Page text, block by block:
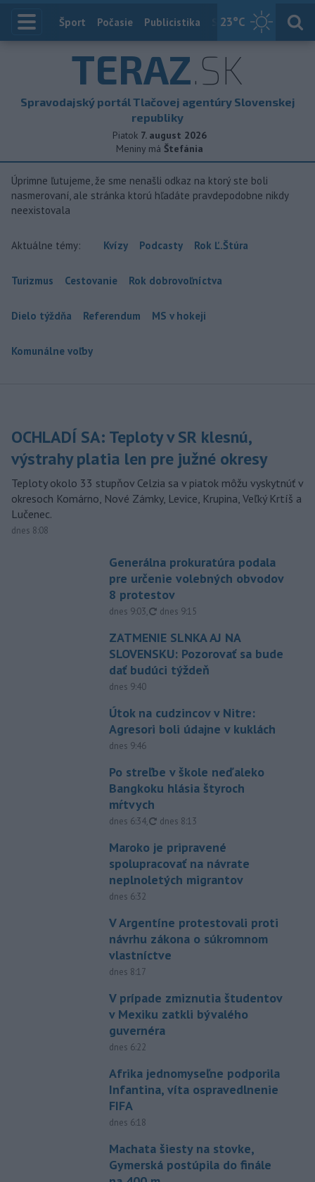
23°C
Index
Šport Počasie Publicistika Slovensko
TERAZ.SK
Spravodajský portál Tlačovej agentúry Slovenskej
republiky
Piatok 7. august 2026
Meniny má Štefánia
Úprimne ľutujeme, že sme nenašli odkaz na ktorý ste boli
nasmerovaní, ale stránka ktorú hľadáte pravdepodobne nikdy
neexistovala
Aktuálne témy: Kvízy Podcasty Rok Ľ.Štúra
Turizmus Cestovanie Rok dobrovoľníctva
Dielo týždňa Referendum MS v hokeji
Komunálne voľby
OCHLADÍ SA: Teploty v SR klesnú,
výstrahy platia len pre južné okresy
Teploty okolo 33 stupňov Celzia sa v piatok môžu vyskytnúť v
okresoch Komárno, Nové Zámky, Levice, Krupina, Veľký Krtíš a
Lučenec.
dnes 8:08
Generálna prokuratúra podala
pre určenie volebných obvodov
8 protestov
dnes 9:03, aktualizované
dnes 9:15
ZATMENIE SLNKA AJ NA
SLOVENSKU: Pozorovať sa bude
dať budúci týždeň
dnes 9:40
Útok na cudzincov v Nitre:
Agresori boli údajne v kuklách
dnes 9:46
Po streľbe v škole neďaleko
Bangkoku hlásia štyroch
mŕtvych
dnes 6:34, aktualizované
dnes 8:13
Maroko je pripravené
spolupracovať na návrate
neplnoletých migrantov
dnes 6:32
V Argentíne protestovali proti
návrhu zákona o súkromnom
vlastníctve
dnes 8:17
V prípade zmiznutia študentov
v Mexiku zatkli bývalého
guvernéra
dnes 6:22
Afrika jednomyseľne podporila
Infantina, víta ospravedlnenie
FIFA
dnes 6:18
Machata šiesty na stovke,
Gymerská postúpila do finále